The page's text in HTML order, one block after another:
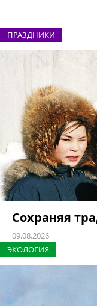
ПРАЗДНИКИ
Сохраняя
09.08.2026
ЭКОЛОГИЯ